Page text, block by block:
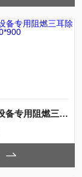
焊烟净化设备专用阻燃三耳除尘滤筒350*900